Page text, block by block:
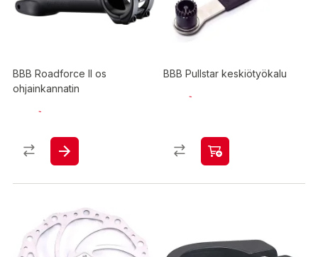
BBB Roadforce II os
ohjainkannatin
BBB Pullstar keskiötyökalu